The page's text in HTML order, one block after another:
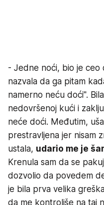
- Jedne noći, bio je ceo
nazvala da ga pitam
namerno neću doći".
nedovršenoj kući i
neće doći. Međutim,
prestravljena jer nisam
ustala, udario me je
Krenula sam da se
dozvolio da povedem
je bila prva velika
da me kontroliše na taj